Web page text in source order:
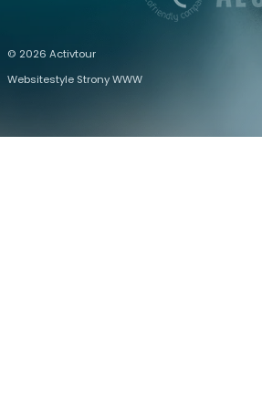
© 2026 Activtour
Websitestyle Strony WWW